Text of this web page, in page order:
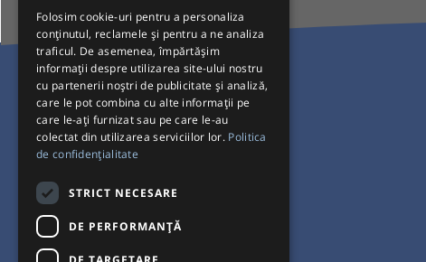
Pentru Călători
Curse autobuz
Plecări/Sosiri
Setări de cookie-uri
Folosim cookie-uri pentru a personaliza
conținutul, reclamele și pentru a ne analiza
traficul. De asemenea, împărtășim
informații despre utilizarea site-ului nostru
cu partenerii noștri de publicitate și analiză,
care le pot combina cu alte informații pe
care le-ați furnizat sau pe care le-au
colectat din utilizarea serviciilor lor. Politica
de confidențialitate
STRICT NECESARE
DE PERFORMANȚĂ